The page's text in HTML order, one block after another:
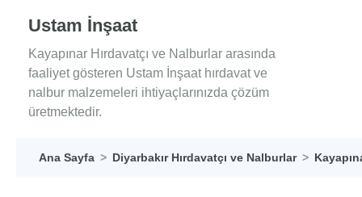
Ustam İnşaat
Kayapınar Hırdavatçı ve Nalburlar arasında
faaliyet gösteren Ustam İnşaat hırdavat ve
nalbur malzemeleri ihtiyaçlarınızda çözüm
üretmektedir.
Ana Sayfa Diyarbakır Hırdavatçı ve Nalburlar